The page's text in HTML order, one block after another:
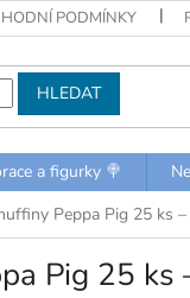
PODMÍNKY
HLEDAT
a figurky 🍭
Peppa Pig 25 ks
Pig 25 ks